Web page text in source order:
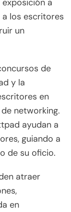
los escritores
un
de
y la
en
networking.
ayudan a
guiando a
de su oficio.
atraer
en